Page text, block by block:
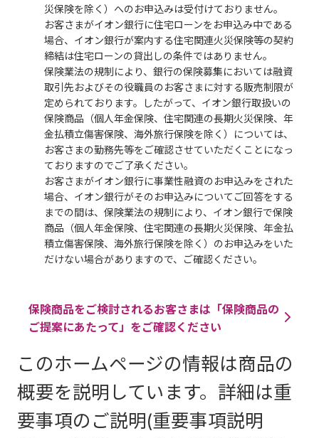
災保険を除く）へのお申込みは受付けておりません。
お客さまがイオン銀行に住宅ローンをお申込み中である
場合、イオン銀行が案内する住宅関連火災保険等の契約
締結は住宅ローンの貸出しの条件ではありません。
保険業法の規制により、銀行の保険募集においては融資
取引先およびその役職員のお客さまに対する販売制限が
定められております。したがって、イオン銀行取扱いの
保険商品（個人年金保険、住宅関連の長期火災保険、年
金払積立傷害保険、海外旅行保険を除く）については、
お客さまの勤務先等をご確認させていただくことになっ
ておりますのでご了承ください。
お客さまがイオン銀行に事業性融資のお申込みをされた
場合、イオン銀行がそのお申込みについてご回答をする
までの間は、保険業法の規制により、イオン銀行で保険
商品（個人年金保険、住宅関連の長期火災保険、年金払
積立傷害保険、海外旅行保険を除く）のお申込みをいた
だけない場合がありますので、ご確認ください。
保険商品をご検討されるお客さまは「保険商品の
ご提案にあたって」をご確認ください
このホームページの情報は商品の
概要を説明しています。詳細は重
要事項のご説明(重要事項説明